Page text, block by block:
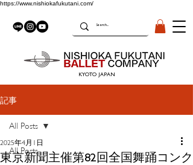
https://www.nishiokafukutani.com/
KYOTO JAPAN
記事
All Posts
All Posts
東京新聞主催第82回全国舞踊コンク
2025年4月1日